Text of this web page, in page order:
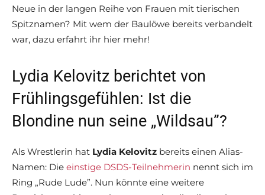
Neue in der langen Reihe von Frauen mit tierischen
Spitznamen? Mit wem der Baulöwe bereits verbandelt
war, dazu erfahrt ihr hier mehr!
Lydia Kelovitz berichtet von
Frühlingsgefühlen: Ist die
Blondine nun seine „Wildsau”?
Als Wrestlerin hat Lydia Kelovitz bereits einen Alias-
Namen: Die einstige DSDS-Teilnehmerin nennt sich im
Ring „Rude Lude”. Nun könnte eine weitere